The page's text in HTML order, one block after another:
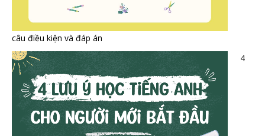
câu điều kiện và đáp án
4